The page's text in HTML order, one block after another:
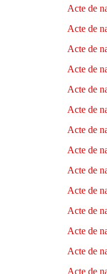
Acte de
Acte de
Acte de
Acte de
Acte de
Acte de
Acte de
Acte de
Acte de
Acte de
Acte de
Acte de
Acte de
Acte de